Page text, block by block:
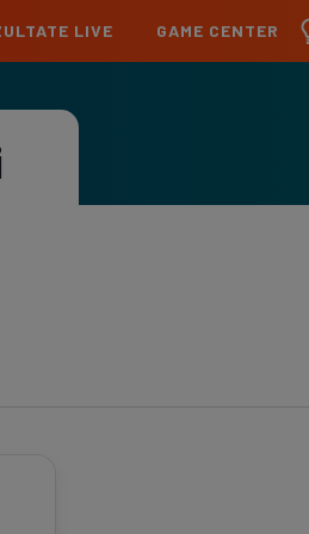
League U21
LIVE GAME CENTER